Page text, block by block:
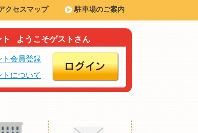
駐車場のご案内
クセスマップ
ようこそゲストさん
ト会員登録
トについて